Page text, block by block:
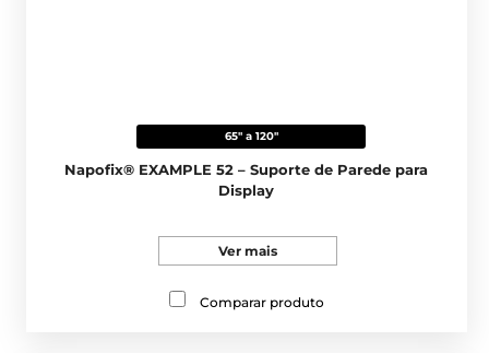
65" a 120"
Napofix® EXAMPLE 52 – Suporte de Parede para
Display
Ver mais
Comparar produto